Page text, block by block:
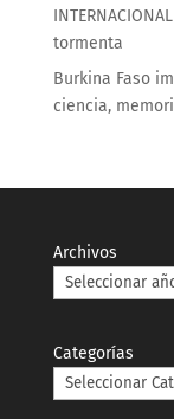
tormenta
Burkina Faso
ciencia,
Archivos
Categorías